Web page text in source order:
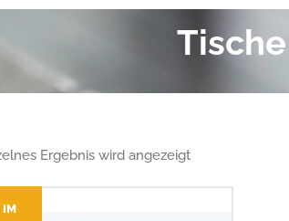
Tische
Ergebnis wird angezeigt
IM